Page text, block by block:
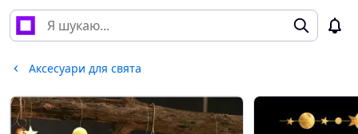
Аксесуари для свята